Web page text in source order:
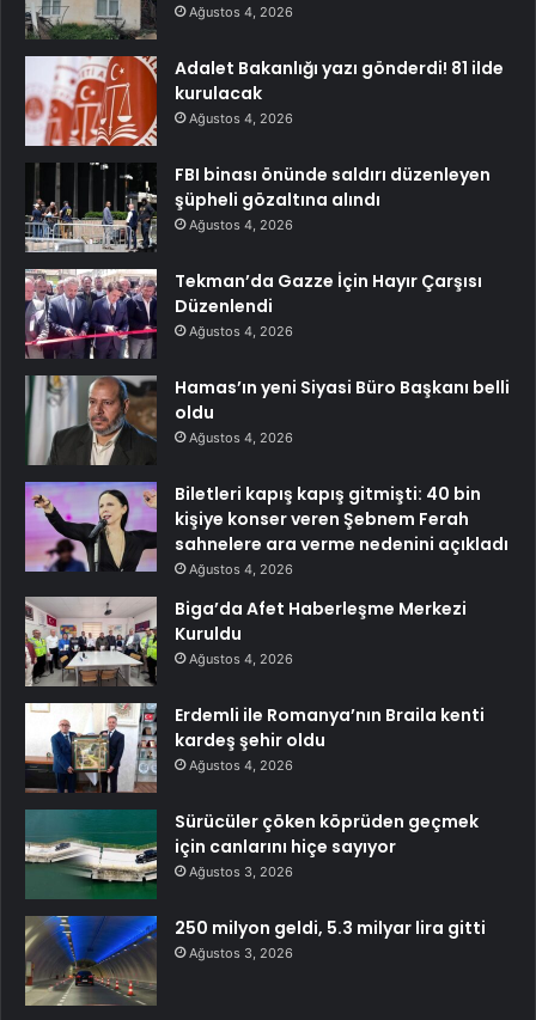
Ağustos 4, 2026
Adalet Bakanlığı yazı gönderdi! 81 ilde
kurulacak
Ağustos 4, 2026
FBI binası önünde saldırı düzenleyen
şüpheli gözaltına alındı
Ağustos 4, 2026
Tekman’da Gazze İçin Hayır Çarşısı
Düzenlendi
Ağustos 4, 2026
Hamas’ın yeni Siyasi Büro Başkanı belli
oldu
Ağustos 4, 2026
Biletleri kapış kapış gitmişti: 40 bin
kişiye konser veren Şebnem Ferah
sahnelere ara verme nedenini açıkladı
Ağustos 4, 2026
Biga’da Afet Haberleşme Merkezi
Kuruldu
Ağustos 4, 2026
Erdemli ile Romanya’nın Braila kenti
kardeş şehir oldu
Ağustos 4, 2026
Sürücüler çöken köprüden geçmek
için canlarını hiçe sayıyor
Ağustos 3, 2026
250 milyon geldi, 5.3 milyar lira gitti
Ağustos 3, 2026